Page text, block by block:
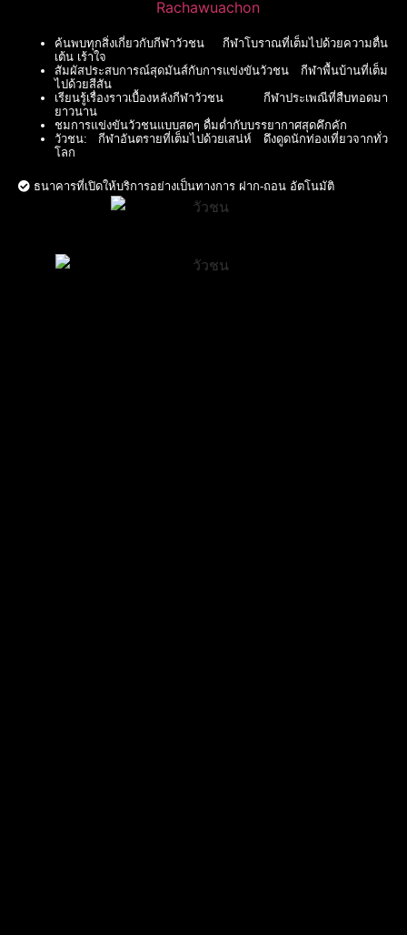
ค้นพบทุกสิ่งเกี่ยวกับกีฬาวัวชน กีฬาโบราณที่เต็มไปด้วยความตื่น
เต้น เร้าใจ
สัมผัสประสบการณ์สุดมันส์กับการแข่งขันวัวชน กีฬาพื้นบ้านที่เต็ม
ไปด้วยสีสัน
เรียนรู้เรื่องราวเบื้องหลังกีฬาวัวชน กีฬาประเพณีที่สืบทอดมา
ยาวนาน
ชมการแข่งขันวัวชนแบบสดๆ ดื่มด่ำกับบรรยากาศสุดคึกคัก
วัวชน: กีฬาอันตรายที่เต็มไปด้วยเสน่ห์ ดึงดูดนักท่องเที่ยวจากทั่ว
โลก
ธนาคารที่เปิดให้บริการอย่างเป็นทางการ ฝาก-ถอน อัตโนมัติ